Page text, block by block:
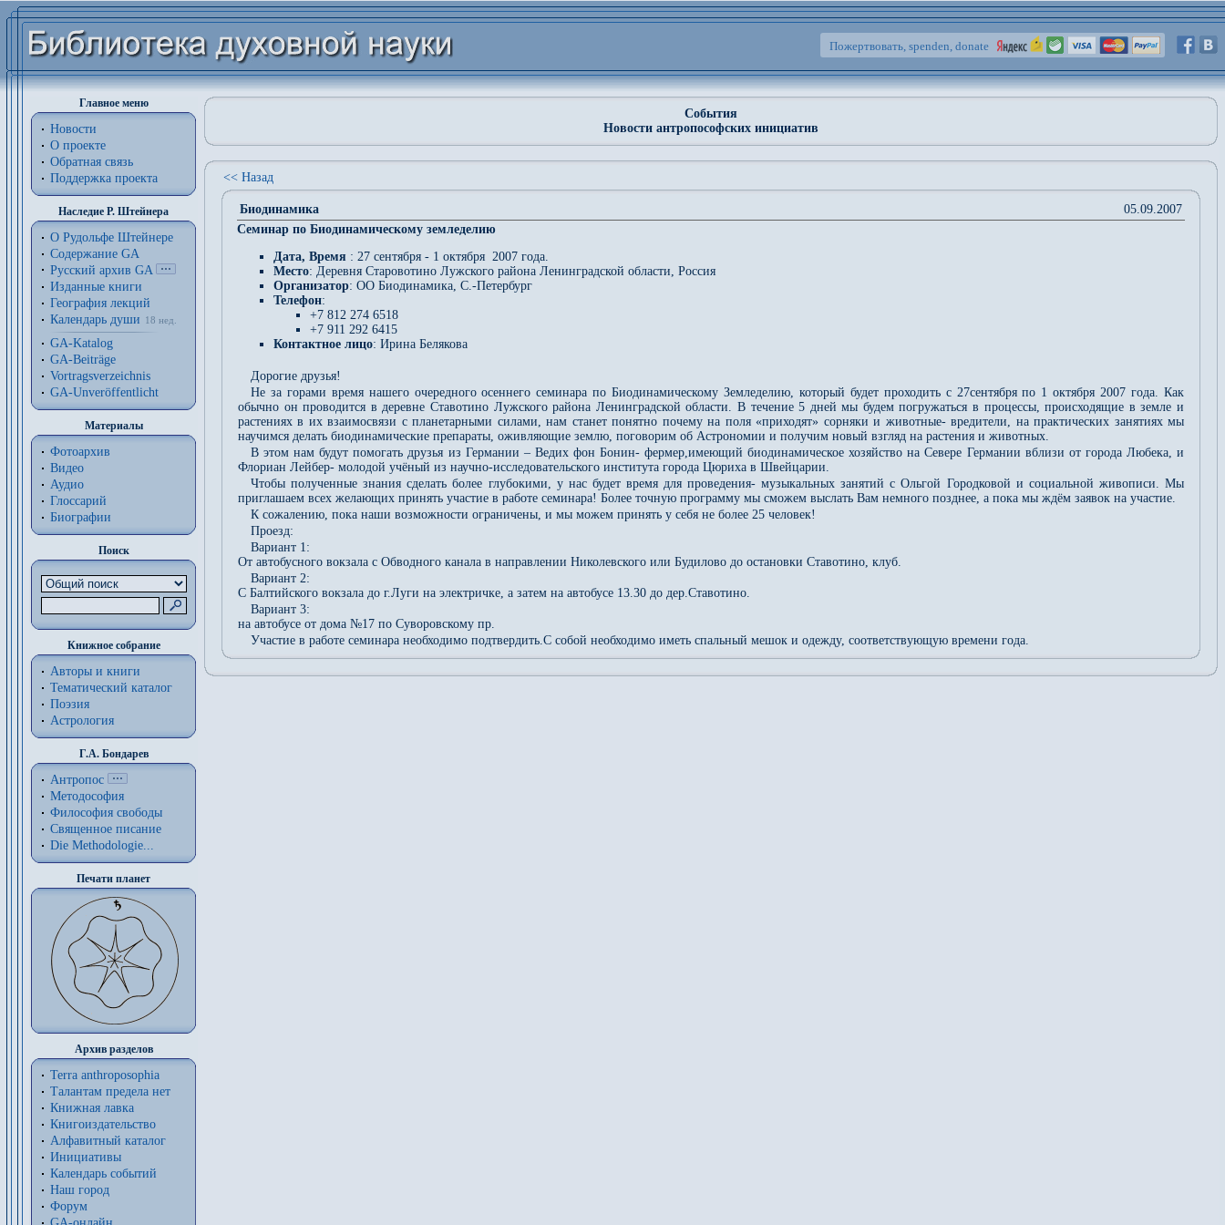
Пожертвовать, spenden, donate
Главное меню
Новости
О проекте
Обратная связь
Поддержка проекта
Наследие Р. Штейнера
О Рудольфе Штейнере
Содержание GA
Русский архив GA
Изданные книги
География лекций
Календарь души
18 нед.
GA-Katalog
GA-Beiträge
Vortragsverzeichnis
GA-Unveröffentlicht
Материалы
Фотоархив
Видео
Аудио
Глоссарий
Биографии
Поиск
Книжное собрание
Авторы и книги
Тематический каталог
Поэзия
Астрология
Г.А. Бондарев
Антропос
Методософия
Философия cвободы
Священное писание
Die Methodologie...
Печати планет
Архив разделов
Terra anthroposophia
Талантам предела нет
Книжная лавка
Книгоиздательство
Алфавитный каталог
Инициативы
Календарь событий
Наш город
Форум
События
Новости антропософских инициатив
<< Назад
Биодинамика
05.09.2007
Семинар по Биодинамическому земледелию
Дата, Время : 27 сентября - 1 октября 2007 года.
Место: Деревня Старовотино Лужского района Ленинградской области, Россия
Организатор: ОО Биодинамика, С.-Петербург
Телефон:
+7 812 274 6518
+7 911 292 6415
Контактное лицо: Ирина Белякова
Дорогие друзья!
Не за горами время нашего очередного осеннего семинара по Биодинамическому Земледелию, который будет проходить с 27сентября по 1 октября 2007 года. Как
обычно он проводится в деревне Ставотино Лужского района Ленинградской области. В течение 5 дней мы будем погружаться в процессы, происходящие в земле и
растениях в их взаимосвязи с планетарными силами, нам станет понятно почему на поля «приходят» сорняки и животные- вредители, на практических занятиях мы
научимся делать биодинамические препараты, оживляющие землю, поговорим об Астрономии и получим новый взгляд на растения и животных.
В этом нам будут помогать друзья из Германии – Ведих фон Бонин- фермер,имеющий биодинамическое хозяйство на Севере Германии вблизи от города Любека, и
Флориан Лейбер- молодой учёный из научно-исследовательского института города Цюриха в Швейцарии.
Чтобы полученные знания сделать более глубокими, у нас будет время для проведения- музыкальных занятий с Ольгой Городковой и социальной живописи. Мы
приглашаем всех желающих принять участие в работе семинара! Более точную программу мы сможем выслать Вам немного позднее, а пока мы ждём заявок на участие.
К сожалению, пока наши возможности ограничены, и мы можем принять у себя не более 25 человек!
Проезд:
Вариант 1:
От автобусного вокзала с Обводного канала в направлении Николевского или Будилово до остановки Ставотино, клуб.
Вариант 2:
С Балтийского вокзала до г.Луги на электричке, а затем на автобусе 13.30 до дер.Ставотино.
Вариант 3:
на автобусе от дома №17 по Суворовскому пр.
Участие в работе семинара необходимо подтвердить.С собой необходимо иметь спальный мешок и одежду, соответствующую времени года.